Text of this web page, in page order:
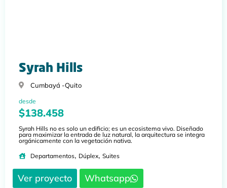
Syrah Hills
Cumbayá -Quito
desde
$138.458
Syrah Hills no es solo un edificio; es un ecosistema vivo. Diseñado
para maximizar la entrada de luz natural, la arquitectura se integra
orgánicamente con la vegetación nativa.
Departamentos, Dúplex, Suites
Ver proyecto Whatsapp